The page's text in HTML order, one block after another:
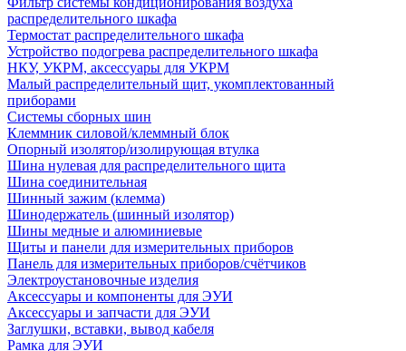
распределительного шкафа
Термостат распределительного шкафа
Устройство подогрева распределительного шкафа
НКУ, УКРМ, аксессуары для УКРМ
Малый распределительный щит, укомплектованный
приборами
Системы сборных шин
Клеммник силовой/клеммный блок
Опорный изолятор/изолирующая втулка
Шина нулевая для распределительного щита
Шина соединительная
Шинный зажим (клемма)
Шинодержатель (шинный изолятор)
Шины медные и алюминиевые
Щиты и панели для измерительных приборов
Панель для измерительных приборов/счётчиков
Электроустановочные изделия
Аксессуары и компоненты для ЭУИ
Аксессуары и запчасти для ЭУИ
Заглушки, вставки, вывод кабеля
Рамка для ЭУИ